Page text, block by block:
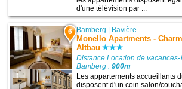
d'une télévision par ...
6 Bamberg | Bavière
Monello Apartments -
Altbau
Distance Location de
Bamberg :900m
Les appartements accueillants
disposent d'un coin salon/